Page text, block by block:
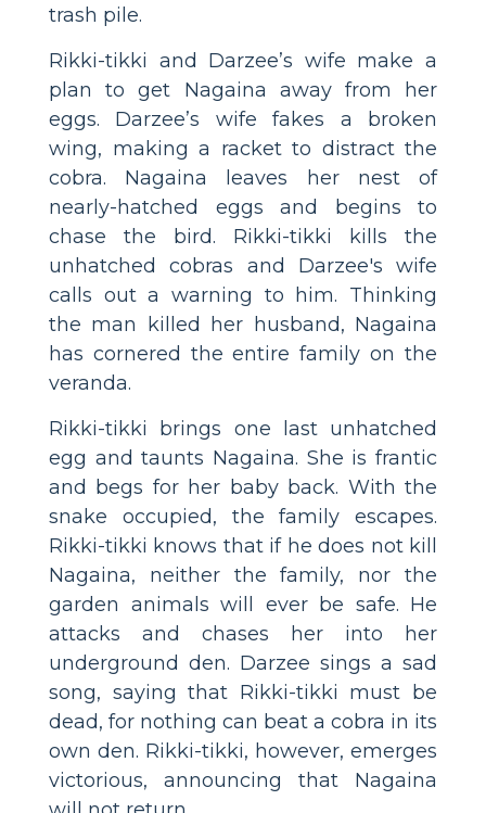
trash pile.
Rikki-tikki and Darzee’s wife make a
plan to get Nagaina away from her
eggs. Darzee’s wife fakes a broken
wing, making a racket to distract the
cobra. Nagaina leaves her nest of
nearly-hatched eggs and begins to
chase the bird. Rikki-tikki kills the
unhatched cobras and Darzee's wife
calls out a warning to him. Thinking
the man killed her husband, Nagaina
has cornered the entire family on the
veranda.
Rikki-tikki brings one last unhatched
egg and taunts Nagaina. She is frantic
and begs for her baby back. With the
snake occupied, the family escapes.
Rikki-tikki knows that if he does not kill
Nagaina, neither the family, nor the
garden animals will ever be safe. He
attacks and chases her into her
underground den. Darzee sings a sad
song, saying that Rikki-tikki must be
dead, for nothing can beat a cobra in its
own den. Rikki-tikki, however, emerges
victorious, announcing that Nagaina